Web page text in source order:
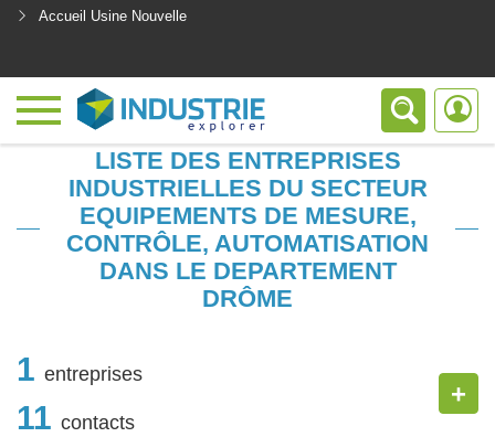
Accueil Usine Nouvelle
LISTE DES ENTREPRISES
INDUSTRIELLES DU SECTEUR
EQUIPEMENTS DE MESURE,
CONTRÔLE, AUTOMATISATION
DANS LE DEPARTEMENT
DRÔME
1 entreprises
11 contacts
+